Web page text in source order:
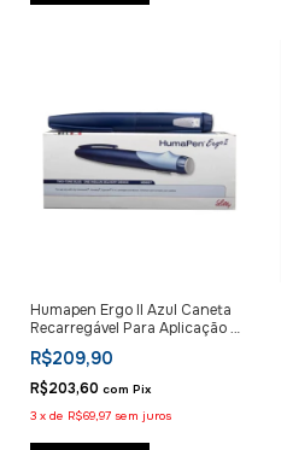
Humapen Ergo II Azul Caneta
Recarregável Para Aplicação de
insulina
R$209,90
R$203,60 com Pix
3 x de R$69,97 sem juros